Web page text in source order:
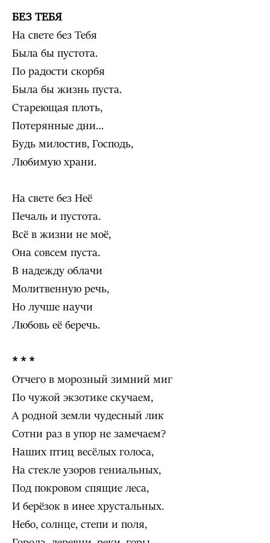
БЕЗ ТЕБЯ
На свете без Тебя
Была бы пустота.
По радости скорбя
Была бы жизнь пуста.
Стареющая плоть,
Потерянные дни…
Будь милостив, Господь,
Любимую храни.
На свете без Неё
Печаль и пустота.
Всё в жизни не моё,
Она совсем пуста.
В надежду облачи
Молитвенную речь,
Но лучше научи
Любовь её беречь.
* * *
Отчего в морозный зимний миг
По чужой экзотике скучаем,
А родной земли чудесный лик
Сотни раз в упор не замечаем?
Наших птиц весёлых голоса,
На стекле узоров гениальных,
Под покровом спящие леса,
И берёзок в инее хрустальных.
Небо, солнце, степи и поля,